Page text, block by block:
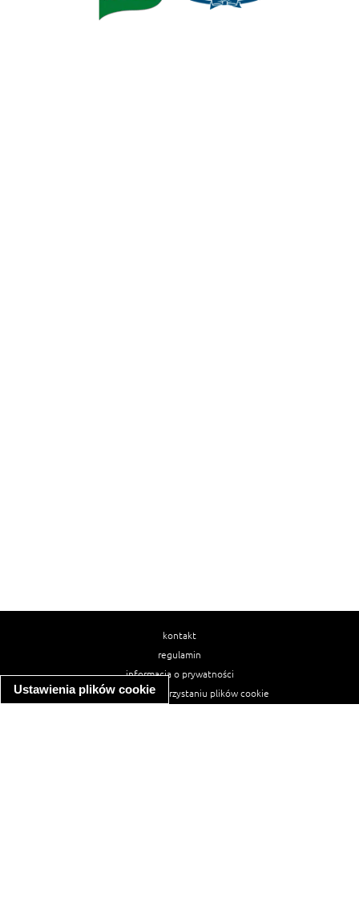
Ustawienia plików cookie
kontakt
regulamin
informacja o prywatności
informacja o wykorzystaniu plików cookie